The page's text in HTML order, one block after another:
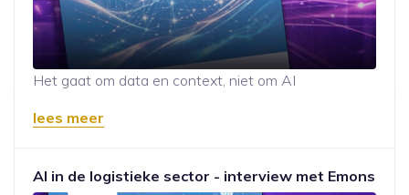
Het gaat om data en context, niet om AI
lees meer
AI in de logistieke sector - interview met Emons